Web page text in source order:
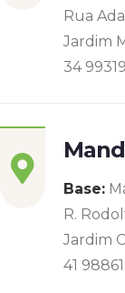
Rua
Jardim
34
Base:
R.
Jardim
41